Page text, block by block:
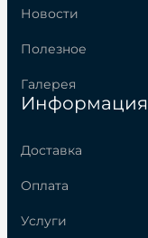
Новости
Полезное
Галерея
Информация
Доставка
Оплата
Услуги